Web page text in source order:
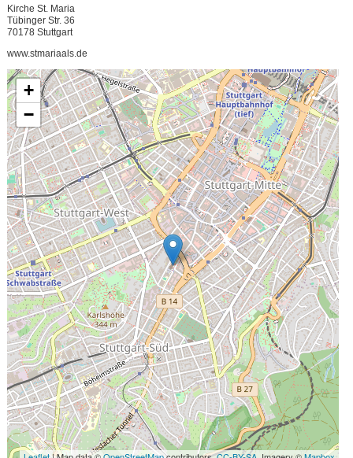
Kirche St. Maria
Tübinger Str. 36
70178 Stuttgart
www.stmariaals.de
+
−